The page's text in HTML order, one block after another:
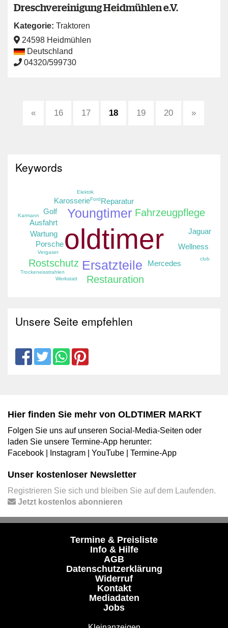
Dreschvereinigung Heidmühlen e.V.
Kategorie: Traktoren
24598 Heidmühlen
Deutschland
04320/599730
« 16 17 18 19 20 »
Keywords
oldtimer
Youngtimer
Ersatzteile
Fahrzeugpflege
Rostschutz
Restauration
Mercedes
Porsche
Reparatur
Wartung
Ausfahrt
Wellness
Golf
Karosserie
Jaguar
Vergaser
Werkstatt
Karmann
Elektrik
Trockeneisstrahlen
club
Ford
Unsere Seite empfehlen
Hier finden Sie mehr von OLDTIMER MARKT
Folgen Sie uns auf unseren Social-Media-Seiten oder
laden Sie unsere Termine-App herunter:
Facebook
Instagram YouTube Termine-App
Unser kostenloser Newsletter
Registrieren Sie sich und bleiben Sie auf dem Laufenden.
Jetzt kostenlos abonnieren
Termine & Preisliste
Info & Hilfe
AGB
Datenschutzerklärung
Widerruf
Kontakt
Mediadaten
Jobs